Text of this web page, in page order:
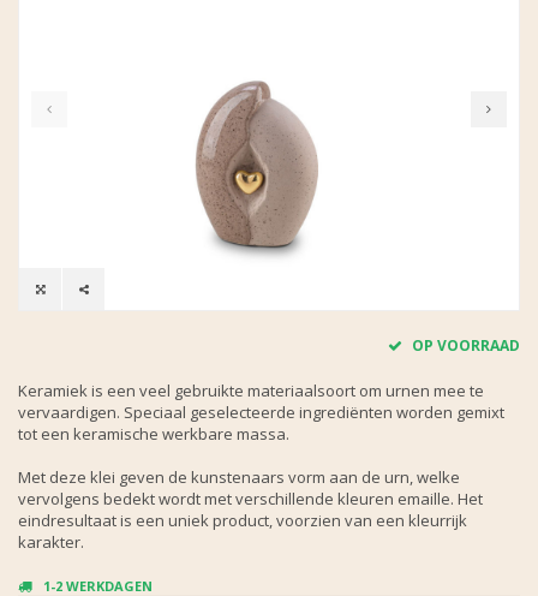
OP VOORRAAD
Keramiek is een veel gebruikte materiaalsoort om urnen mee te
vervaardigen. Speciaal geselecteerde ingrediënten worden gemixt
tot een keramische werkbare massa.
Met deze klei geven de kunstenaars vorm aan de urn, welke
vervolgens bedekt wordt met verschillende kleuren emaille. Het
eindresultaat is een uniek product, voorzien van een kleurrijk
karakter.
1-2 WERKDAGEN